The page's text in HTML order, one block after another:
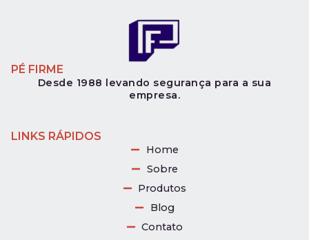
PÉ FIRME
Desde 1988 levando segurança para a sua
empresa.
LINKS RÁPIDOS
Home
Sobre
Produtos
Blog
Contato